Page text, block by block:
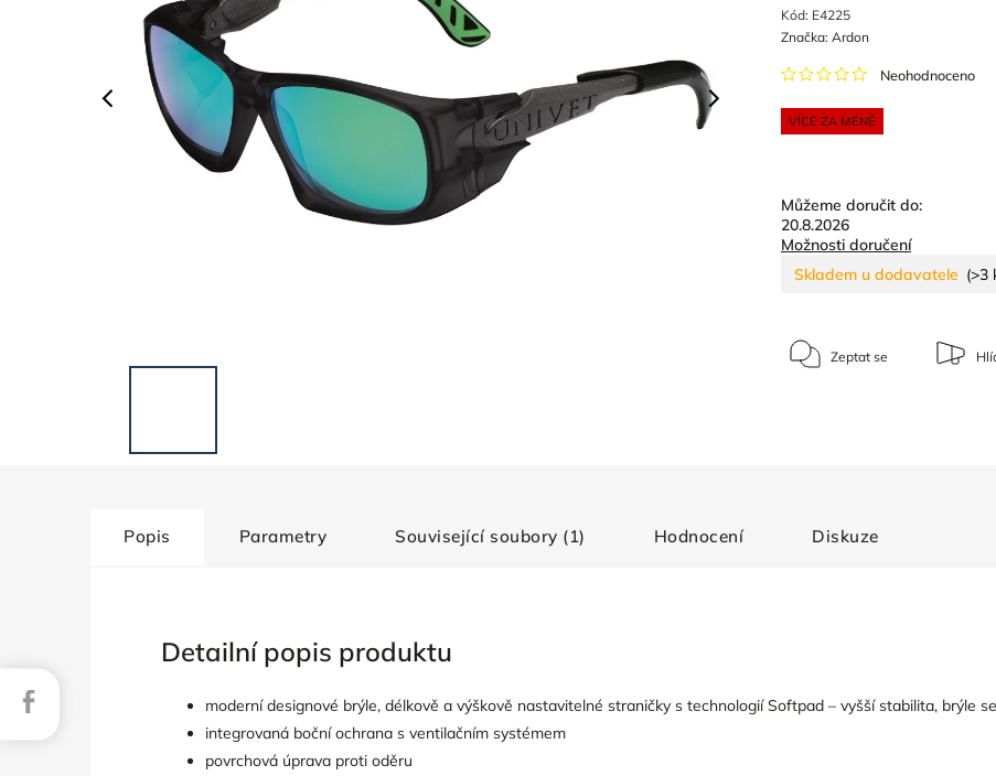
Kód: E4225
VÍCE ZA MÉNĚ
Neohodnoceno
Značka: Ardon
Můžeme doručit do:
20.8.2026
Možnosti doručení
Skladem u dodavatele (>3
Zeptat se
Popis Parametry Související soubory (1) Hodnocení Diskuze
Detailní popis produktu
moderní designové brýle, délkově a výškově nastavitelné straničky s technologií Softpad – vyšší stabilita, brýle
integrovaná boční ochrana s ventilačním systémem
povrchová úprava proti oděru